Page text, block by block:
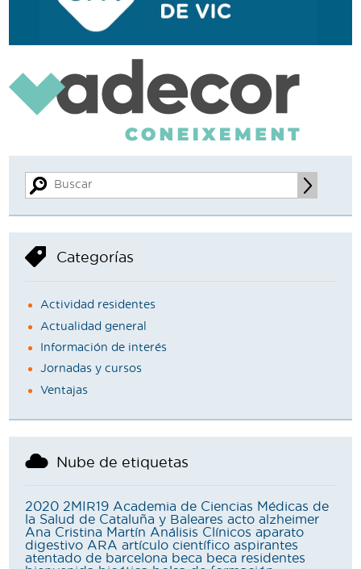
Categorías
Actividad residentes
Actualidad general
Información de interés
Jornadas y cursos
Ventajas
Nube de etiquetas
2020 2MIR19 Academia de Ciencias Médicas de
la Salud de Cataluña y Baleares acto alzheimer
Ana Cristina Martín Análisis Clínicos aparato
digestivo ARA artículo científico aspirantes
atentado de barcelona beca beca residentes